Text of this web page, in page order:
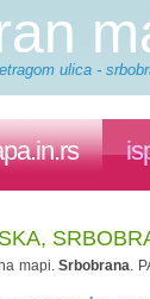
ulica -
mapi.Srbobrana.